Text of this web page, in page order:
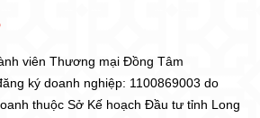
viên Thương mại Đồng Tâm
ký doanh nghiệp: 1100869003 do
thuộc Sở Kế hoạch Đầu tư tỉnh Long